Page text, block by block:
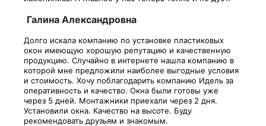
Галина Александровна
Долго искала компанию по установке пластиковых
окон имеющую хорошую репутацию и качественную
продукцию. Случайно в интернете нашла компанию в
которой мне предложили наиболее выгодные условия
и стоимость. Хочу поблагодарить компанию Идель за
оперативность и качество. Окна были готовы уже
через 5 дней. Монтажники приехали через 2 дня.
Установили окна. Качество на высоте. Буду
рекомендовать друзьям и знакомым.